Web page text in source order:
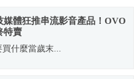
媒體狂推串流影音產品！OVO
特賣
什麼當歲末...